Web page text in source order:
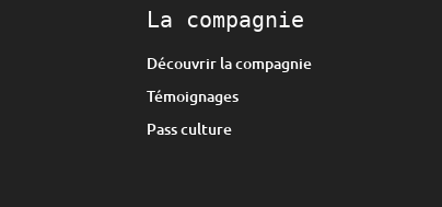
La compagnie
Découvrir la compagnie
Témoignages
Pass culture